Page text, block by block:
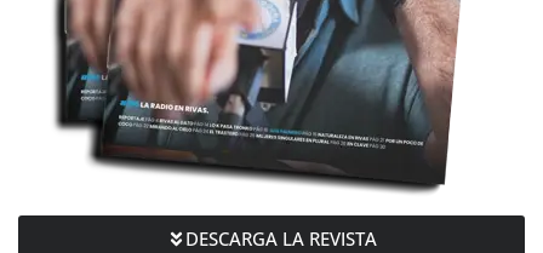
DESCARGA LA REVISTA